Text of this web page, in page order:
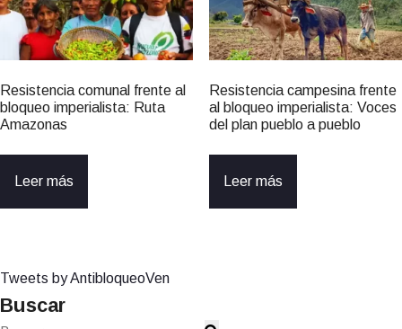
Resistencia comunal frente al
bloqueo imperialista: Ruta
Amazonas
Leer más
Resistencia campesina frente
al bloqueo imperialista: Voces
del plan pueblo a pueblo
Leer más
Tweets by AntibloqueoVen
Buscar